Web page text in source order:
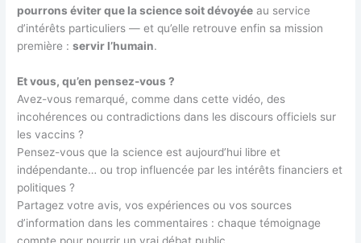
pourrons éviter que la science soit dévoyée au service
d’intérêts particuliers — et qu’elle retrouve enfin sa mission
première :servir l’humain.
Et vous, qu’en pensez-vous ?
Avez-vous remarqué, comme dans cette vidéo, des
incohérences ou contradictions dans les discours officiels sur
les vaccins ?
Pensez-vous que la science est aujourd’hui libre et
indépendante… ou trop influencée par les intérêts financiers et
politiques ?
Partagez votre avis, vos expériences ou vos sources
d’information dans les commentaires : chaque témoignage
compte pour nourrir un vrai débat public.